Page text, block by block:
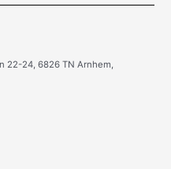
22-24, 6826 TN Arnhem,